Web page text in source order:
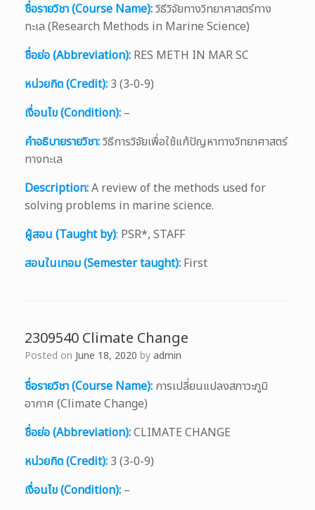
ชื่อรายวิชา (Course Name):วิธีวิจัยทางวิทยาศาสตร์ทาง
ทะเล (Research Methods in Marine Science)
ชื่อย่อ (Abbreviation): RES METH IN MAR SC
หน่วยกิต (Credit): 3 (3-0-9)
เงื่อนไข (Condition): –
คำอธิบายรายวิชา:วิธีการวิจัยเพื่อใช้แก้ปัญหาทางวิทยาศาสตร์
ทางทะเล
Description:A review of the methods used for
solving problems in marine science.
ผู้สอน (Taught by): PSR*, STAFF
สอนในเทอม (Semester taught): First
2309540 Climate Change
Posted on June 18, 2020 byadmin
ชื่อรายวิชา (Course Name): การเปลี่ยนแปลงสภาวะภูมิ
อากาศ (Climate Change)
ชื่อย่อ (Abbreviation):CLIMATE CHANGE
หน่วยกิต (Credit): 3 (3-0-9)
เงื่อนไข (Condition): –